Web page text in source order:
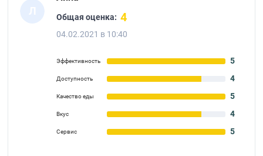
Л Общая оценка: 4
04.02.2021 в 10:40
Эффективность 5
Доступность 4
Качество еды 5
Вкус 4
Сервис 5